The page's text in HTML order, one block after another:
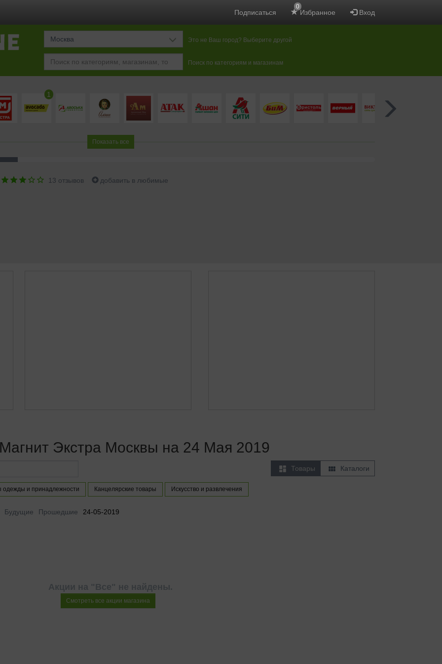
Подписаться Избранное
0
Вход
Москва Это не Ваш город? Выберите другой
Поиск по категориям и магазинам
1
Показать все
13 отзывов добавить в любимые
Экстра Москвы на 24 Мая 2019
 Товары  Каталоги
и принадлежности Канцелярские товары Искусство и развлечения
Будущие Прошедшие 24-05-2019
Акции на "Все" не найдены.
Смотреть все акции магазина